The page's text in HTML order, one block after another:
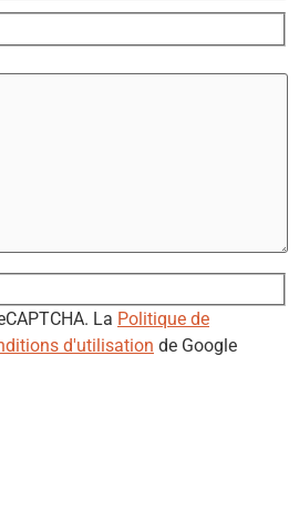
La Politique de
d'utilisation de Google